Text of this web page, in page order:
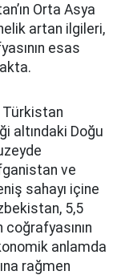
Orta Asya
artan ilgileri,
esas
Türkistan
altındaki Doğu
ve
sahayı içine
5,5
anlamda
rağmen